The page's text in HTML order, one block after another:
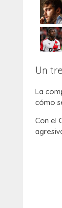
Un
La
cómo
Con el